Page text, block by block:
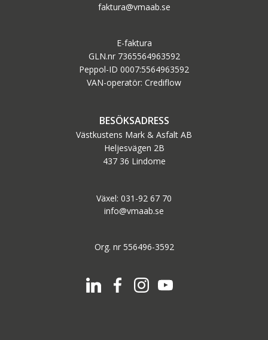
faktura@vmaab.se
E-faktura
GLN.nr 7365564963592
Peppol-ID 0007:5564963592
VAN-operatör: Crediflow
BESÖKSADRESS
Västkustens Mark & Asfalt AB
Heljesvägen 2B
437 36 Lindome
Växel: 031-92 67 70
info@vmaab.se
Org. nr 556496-3592